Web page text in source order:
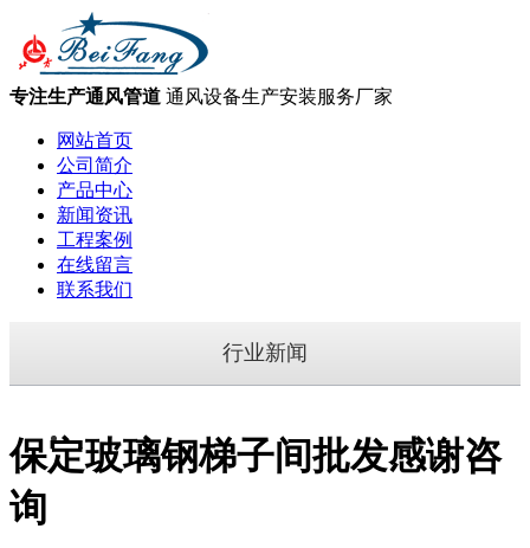
专注生产通风管道 通风设备生产安装服务厂家
网站首页
公司简介
产品中心
新闻资讯
工程案例
在线留言
联系我们
行业新闻
保定玻璃钢梯子间批发感谢咨
询